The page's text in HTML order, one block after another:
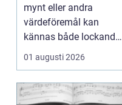
mynt eller andra
värdeföremål kan
kännas både lockande
och osäkert på samma
01 augusti 2026